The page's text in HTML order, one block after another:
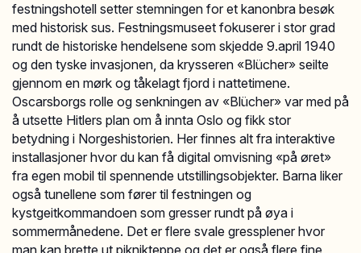
festningshotell setter stemningen for et kanonbra besøk
med historisk sus. Festningsmuseet fokuserer i stor grad
rundt de historiske hendelsene som skjedde 9.april 1940
og den tyske invasjonen, da krysseren «Blücher» seilte
gjennom en mørk og tåkelagt fjord i nattetimene.
Oscarsborgs rolle og senkningen av «Blücher» var med på
å utsette Hitlers plan om å innta Oslo og fikk stor
betydning i Norgeshistorien. Her finnes alt fra interaktive
installasjoner hvor du kan få digital omvisning «på øret»
fra egen mobil til spennende utstillingsobjekter. Barna liker
også tunellene som fører til festningen og
kystgeitkommandoen som gresser rundt på øya i
sommermånedene. Det er flere svale gressplener hvor
man kan brette ut piknikteppe og det er også flere fine